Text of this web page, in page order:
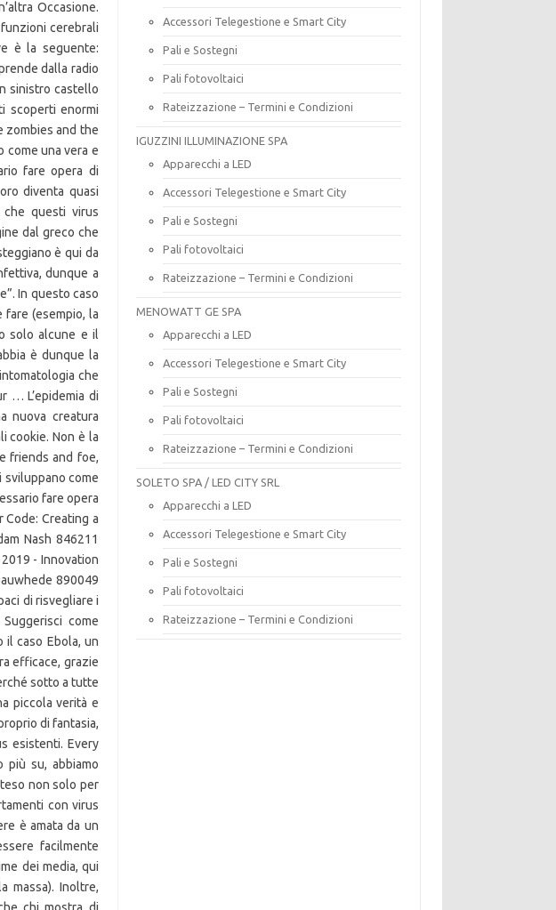
Accessori Telegestione e Smart City
Pali e Sostegni
Pali fotovoltaici
Rateizzazione – Termini e Condizioni
IGUZZINI ILLUMINAZIONE SPA
Apparecchi a LED
Accessori Telegestione e Smart City
Pali e Sostegni
Pali fotovoltaici
Rateizzazione – Termini e Condizioni
MENOWATT GE SPA
Apparecchi a LED
Accessori Telegestione e Smart City
Pali e Sostegni
Pali fotovoltaici
Rateizzazione – Termini e Condizioni
SOLETO SPA / LED CITY SRL
Apparecchi a LED
Accessori Telegestione e Smart City
Pali e Sostegni
Pali fotovoltaici
Rateizzazione – Termini e Condizioni